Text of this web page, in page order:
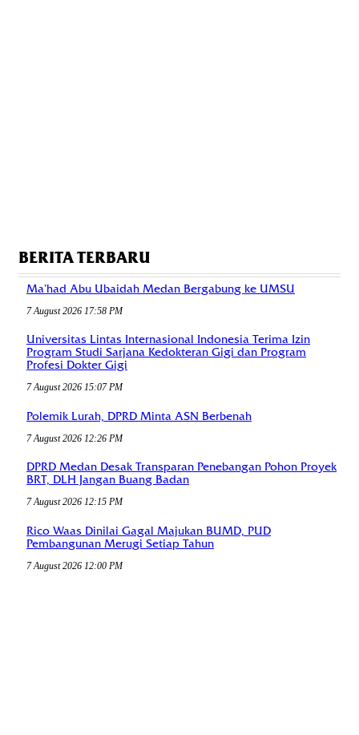
BERITA TERBARU
Ma’had Abu Ubaidah Medan Bergabung ke UMSU
7 August 2026 17:58 PM
Universitas Lintas Internasional Indonesia Terima Izin
Program Studi Sarjana Kedokteran Gigi dan Program
Profesi Dokter Gigi
7 August 2026 15:07 PM
Polemik Lurah, DPRD Minta ASN Berbenah
7 August 2026 12:26 PM
DPRD Medan Desak Transparan Penebangan Pohon Proyek
BRT, DLH Jangan Buang Badan
7 August 2026 12:15 PM
Rico Waas Dinilai Gagal Majukan BUMD, PUD
Pembangunan Merugi Setiap Tahun
7 August 2026 12:00 PM